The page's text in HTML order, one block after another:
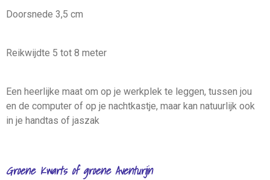
Doorsnede 3,5 cm
Reikwijdte 5 tot 8 meter
Een heerlijke maat om op je werkplek te leggen, tussen jou
en de computer of op je nachtkastje, maar kan natuurlijk ook
in je handtas of jaszak
Groene Kwarts of groene Aventurijn